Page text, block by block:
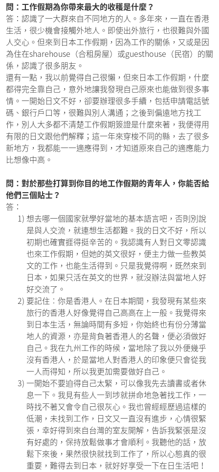
問：工作假期為你帶來最大的收穫是什麼？
答：認識了一大群來自不同地方的人。多年來，一直在香港
生活，很少機會接觸外地人。即使出外旅行，也很難與外國
人交心。但來到日本工作假期，因為工作的關係，又或是因
為住在sharehouse（合租房屋）或guesthouse（民宿）的關
係，認識了很多朋友。
還有一點，我以前覺得自己很懶，但來日本工作假期，什麼
都得完全靠自己，意外地讓我發現自己原來也能做到很多事
情。一開始日文不好，卻要辦理很多手續，包括申請電話號
碼、銀行戶口等，很難與別人溝通；之後到偏遠地方找工
作，別人大多都不清楚工作假期簽證是什麼來著，我便得用
有限的日文跟他們解釋；這一年來穿梭不同的縣，去了很多
新地方，我都能一一適應得到，才知道原來自己的適應能力
比想像中高。
問：對於那些打算到你目的地工作假期的青年人，你能否給
他們三個貼士？
答：
1) 想去哪一個國家就學好當地的基本語言吧，否則別說
是與人交流，就連想生活都難。我的日文不好，所以
初期也確實捱得挺辛苦的。我認識有人對日文零認識
也來工作假期，但她的英文很好，便主力做一些教英
文的工作，也能生活得到。只是我覺得啊，既然來到
日本，如果只活在英文的世界，就沒辦法與當地人好
好交流了。
2) 要記住︰你是香港人。在日本期間，我發現有某些來
旅行的香港人好像覺得自己高高在上一般。我覺得來
到日本生活，無論時間有多短，你始終也有份分薄當
地人的資源，亦是背負著香港人的名聲，便必須做好
自己。我在九州工作的時候，當地除了我以外便幾乎
沒有香港人，於是當地人對香港人的印象便只會從我
一人而得知，所以我更加需要做好自己。
3) 一開始不要迫得自己太緊，可以像我先去讀書或者休
息一下。我見有些人一到埗就拼命地急著找工作，一
時找不著又會令自己很灰心。我也曾經經歷過這樣的
低潮，未找到工作，日文又一直沒有進步，心情很緊
張，幸好得到來自台灣的室友開解，告訴我緊張是沒
有好處的，保持放鬆做事才會順利。我聽他的話，放
鬆下來後，果然很快就找到工作了，所以心態真的很
重要，難得去到日本，就好好享受一下在日生活吧！